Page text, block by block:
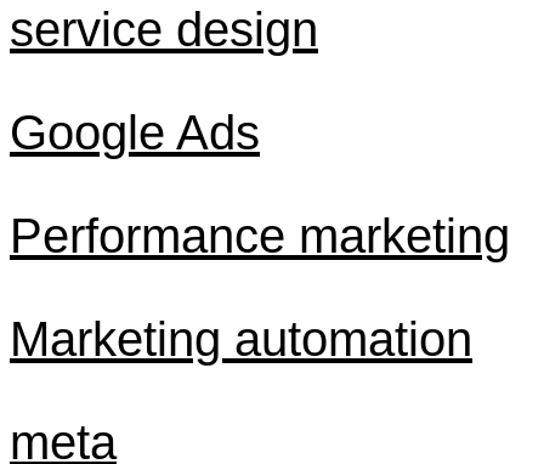
service design
Google Ads
Performance marketing
Marketing automation
meta